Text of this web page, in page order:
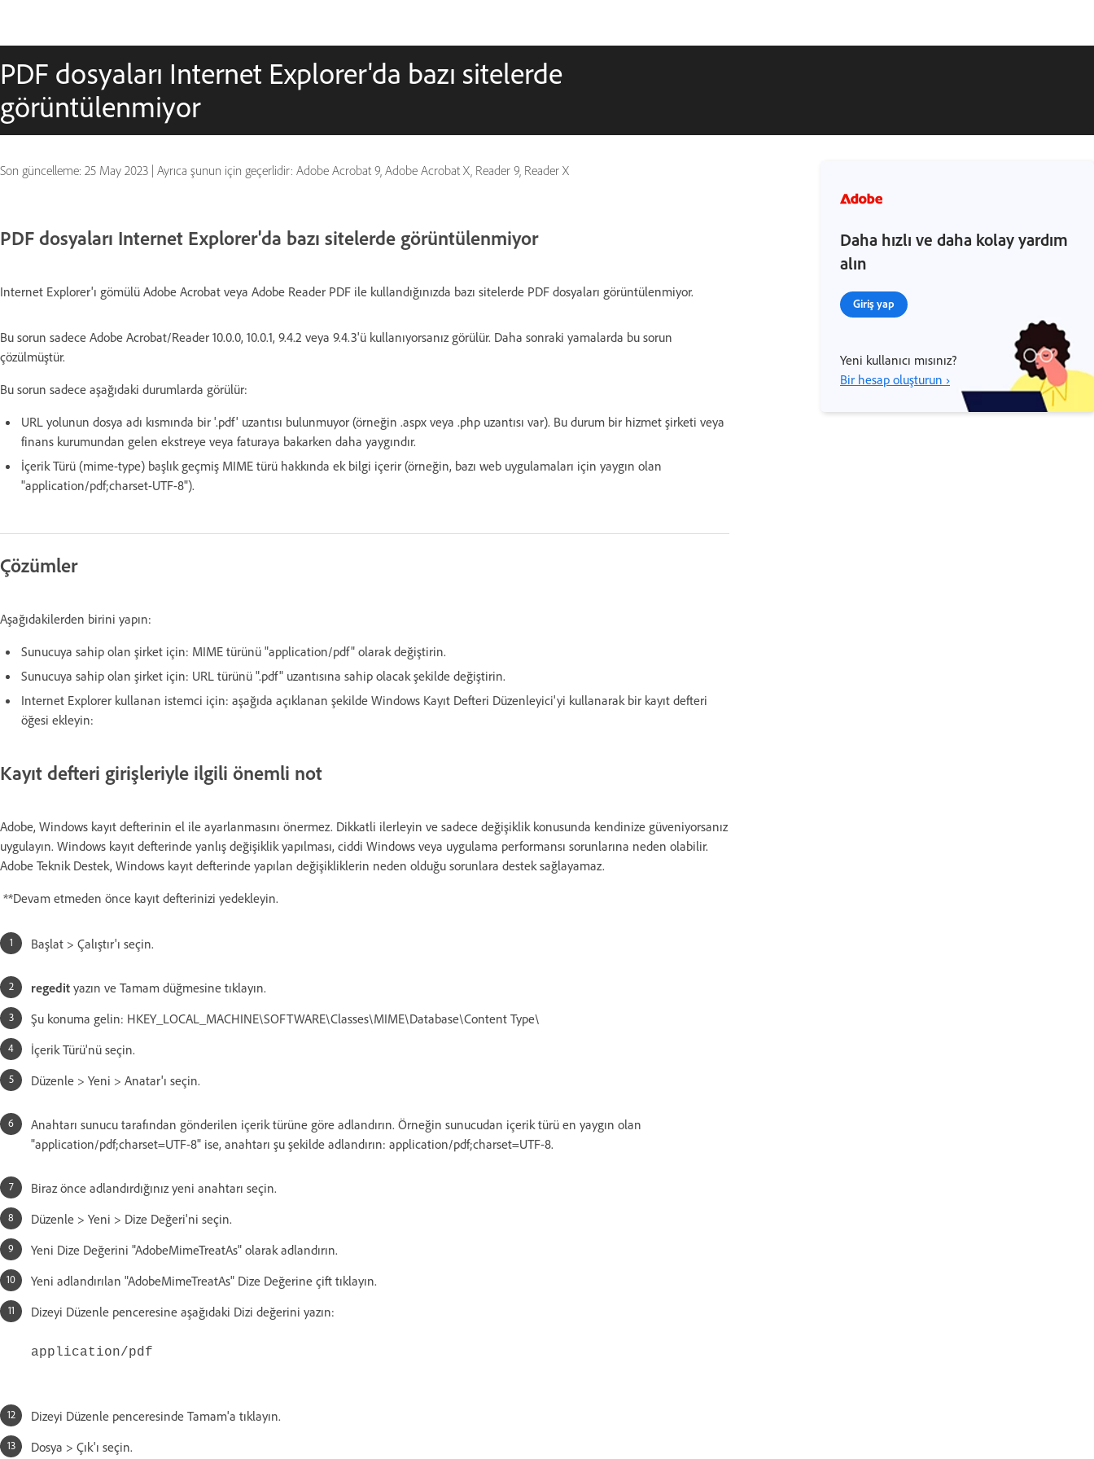
PDF dosyaları Internet Explorer'da bazı sitelerde
görüntülenmiyor
Son güncelleme: 25 May 2023 | Ayrıca şunun için geçerlidir: Adobe Acrobat 9, Adobe Acrobat X, Reader 9, Reader X
PDF dosyaları Internet Explorer'da bazı sitelerde görüntülenmiyor
Internet Explorer'ı gömülü Adobe Acrobat veya Adobe Reader PDF ile kullandığınızda bazı sitelerde PDF dosyaları görüntülenmiyor.
Bu sorun sadece Adobe Acrobat/Reader 10.0.0, 10.0.1, 9.4.2 veya 9.4.3'ü kullanıyorsanız görülür. Daha sonraki yamalarda bu sorun
çözülmüştür.
Bu sorun sadece aşağıdaki durumlarda görülür:
URL yolunun dosya adı kısmında bir '.pdf' uzantısı bulunmuyor (örneğin .aspx veya .php uzantısı var). Bu durum bir hizmet şirketi veya
finans kurumundan gelen ekstreye veya faturaya bakarken daha yaygındır.
İçerik Türü (mime-type) başlık geçmiş MIME türü hakkında ek bilgi içerir (örneğin, bazı web uygulamaları için yaygın olan
"application/pdf;charset-UTF-8").
Çözümler
Aşağıdakilerden birini yapın:
Sunucuya sahip olan şirket için: MIME türünü "application/pdf" olarak değiştirin.
Sunucuya sahip olan şirket için: URL türünü ".pdf" uzantısına sahip olacak şekilde değiştirin.
Internet Explorer kullanan istemci için: aşağıda açıklanan şekilde Windows Kayıt Defteri Düzenleyici'yi kullanarak bir kayıt defteri
öğesi ekleyin:
Kayıt defteri girişleriyle ilgili önemli not
Adobe, Windows kayıt defterinin el ile ayarlanmasını önermez. Dikkatli ilerleyin ve sadece değişiklik konusunda kendinize güveniyorsanız
uygulayın. Windows kayıt defterinde yanlış değişiklik yapılması, ciddi Windows veya uygulama performansı sorunlarına neden olabilir.
Adobe Teknik Destek, Windows kayıt defterinde yapılan değişikliklerin neden olduğu sorunlara destek sağlayamaz.
**Devam etmeden önce kayıt defterinizi yedekleyin.
Başlat > Çalıştır'ı seçin.
regedit yazın ve Tamam düğmesine tıklayın.
Şu konuma gelin: HKEY_LOCAL_MACHINE\SOFTWARE\Classes\MIME\Database\Content Type\
İçerik Türü'nü seçin.
Düzenle > Yeni > Anatar'ı seçin.
Anahtarı sunucu tarafından gönderilen içerik türüne göre adlandırın. Örneğin sunucudan içerik türü en yaygın olan
"application/pdf;charset=UTF-8" ise, anahtarı şu şekilde adlandırın: application/pdf;charset=UTF-8.
Biraz önce adlandırdığınız yeni anahtarı seçin.
Düzenle > Yeni > Dize Değeri'ni seçin.
Yeni Dize Değerini "AdobeMimeTreatAs" olarak adlandırın.
Yeni adlandırılan "AdobeMimeTreatAs" Dize Değerine çift tıklayın.
Dizeyi Düzenle penceresine aşağıdaki Dizi değerini yazın:
application/pdf
Dizeyi Düzenle penceresinde Tamam'a tıklayın.
Dosya > Çık'ı seçin.
Daha hızlı ve daha kolay yardım
alın
Giriş yap
Yeni kullanıcı mısınız?
Bir hesap oluşturun ›